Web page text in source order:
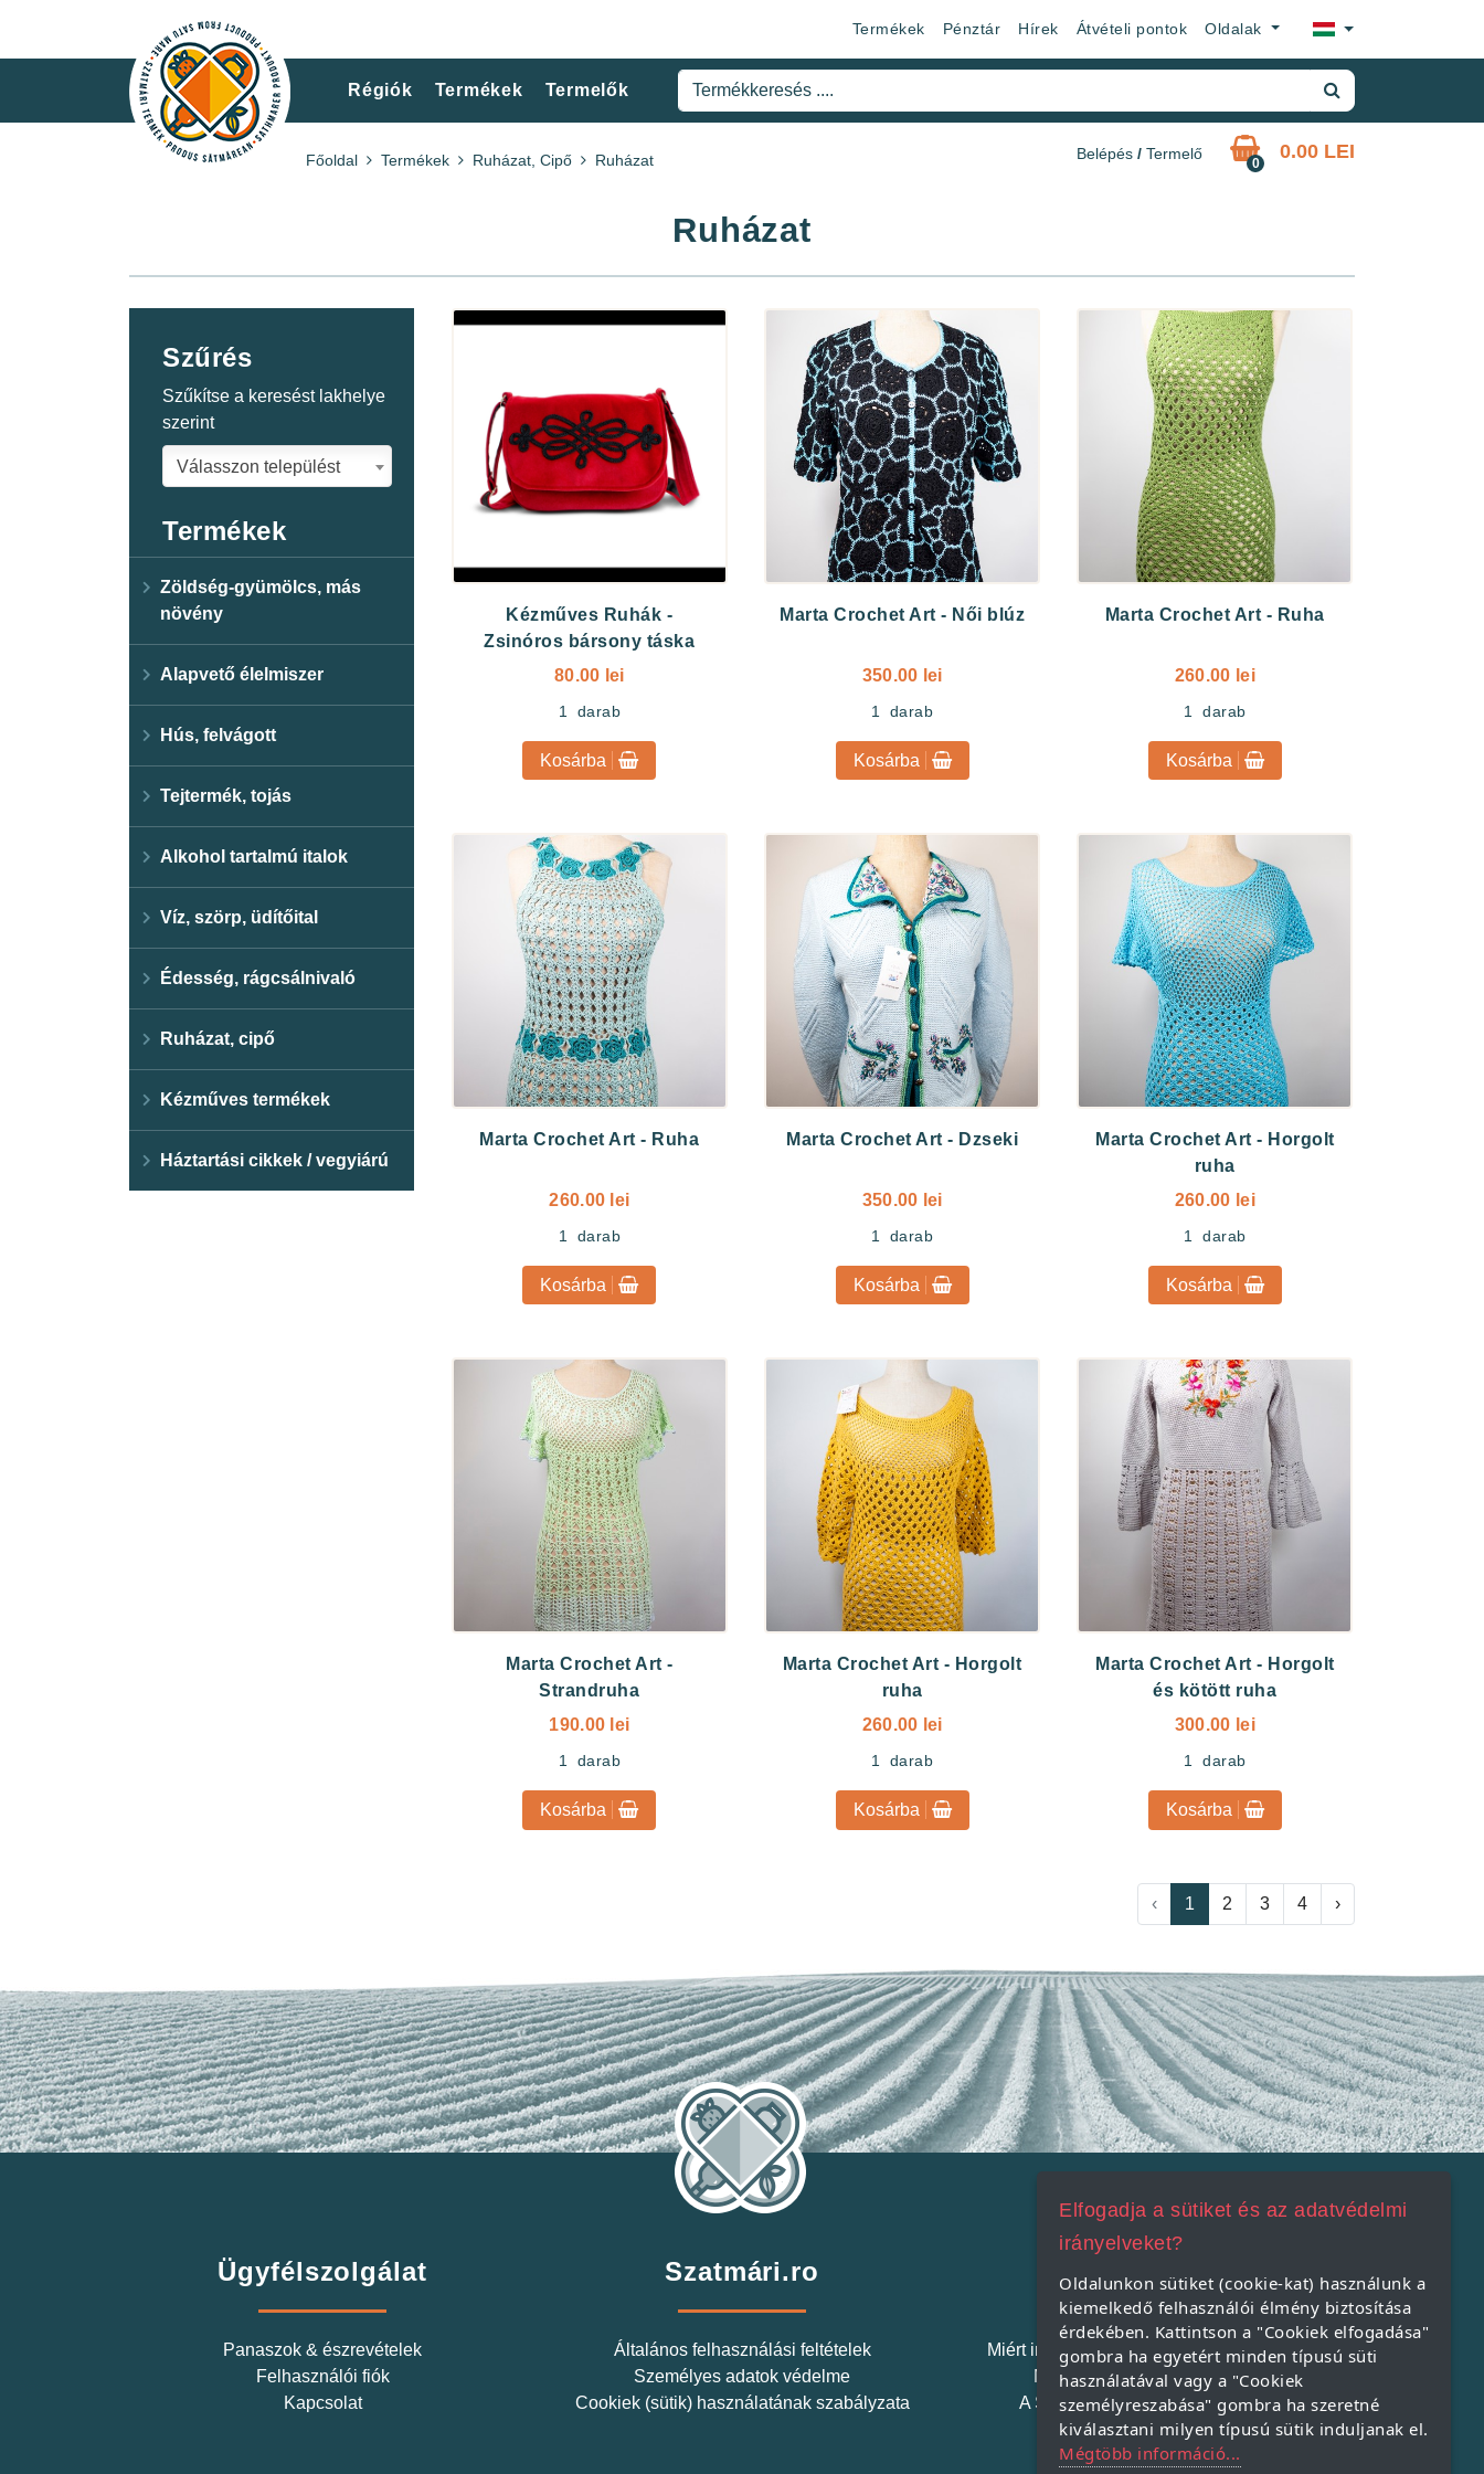
Termékek Pénztár Hírek Átvételi pontok Oldalak ×
Régiók Termékek Termelők
Belépés / Termelő
0
0.00 LEI
Főoldal Termékek Ruházat, Cipő Ruházat
Ruházat
Szűrés
Szűkítse a keresést lakhelye
szerint
Válasszon települést
Termékek
Zöldség-gyümölcs, más
növény
Alapvető élelmiszer
Hús, felvágott
Tejtermék, tojás
Alkohol tartalmú italok
Víz, szörp, üdítőital
Édesség, rágcsálnivaló
Ruházat, cipő
Kézműves termékek
Háztartási cikkek / vegyiárú
Kézműves Ruhák -
Zsinóros bársony táska
80.00 lei
1 darab
Kosárba
Marta Crochet Art - Női blúz
350.00 lei
1 darab
Kosárba
Marta Crochet Art - Ruha
260.00 lei
1 darab
Kosárba
Marta Crochet Art - Ruha
260.00 lei
1 darab
Kosárba
Marta Crochet Art - Dzseki
350.00 lei
1 darab
Kosárba
Marta Crochet Art - Horgolt
ruha
260.00 lei
1 darab
Kosárba
Marta Crochet Art -
Strandruha
190.00 lei
1 darab
Kosárba
Marta Crochet Art - Horgolt
ruha
260.00 lei
1 darab
Kosárba
Marta Crochet Art - Horgolt
és kötött ruha
300.00 lei
1 darab
Kosárba
‹ 1 2 3 4 ›
Ügyfélszolgálat
Panaszok & észrevételek
Felhasználói fiók
Kapcsolat
Szatmári.ro
Általános felhasználási feltételek
Személyes adatok védelme
Cookiek (sütik) használatának szabályzata
Szatmári Termék
Miért indítjuk el a Szatmári Termék projektet?
Miért vásároljunk helyi terméket?
A Szatmári Termék védjegy rendszer
Elfogadja a sütiket és az adatvédelmi
irányelveket?
Oldalunkon sütiket (cookie-kat) használunk a
kiemelkedő felhasználói élmény biztosítása
érdekében. Kattintson a "Cookiek elfogadása"
gombra ha egyetért minden típusú süti
használatával vagy a "Cookiek
személyreszabása" gombra ha szeretné
kiválasztani milyen típusú sütik induljanak el.
Mégtöbb információ...